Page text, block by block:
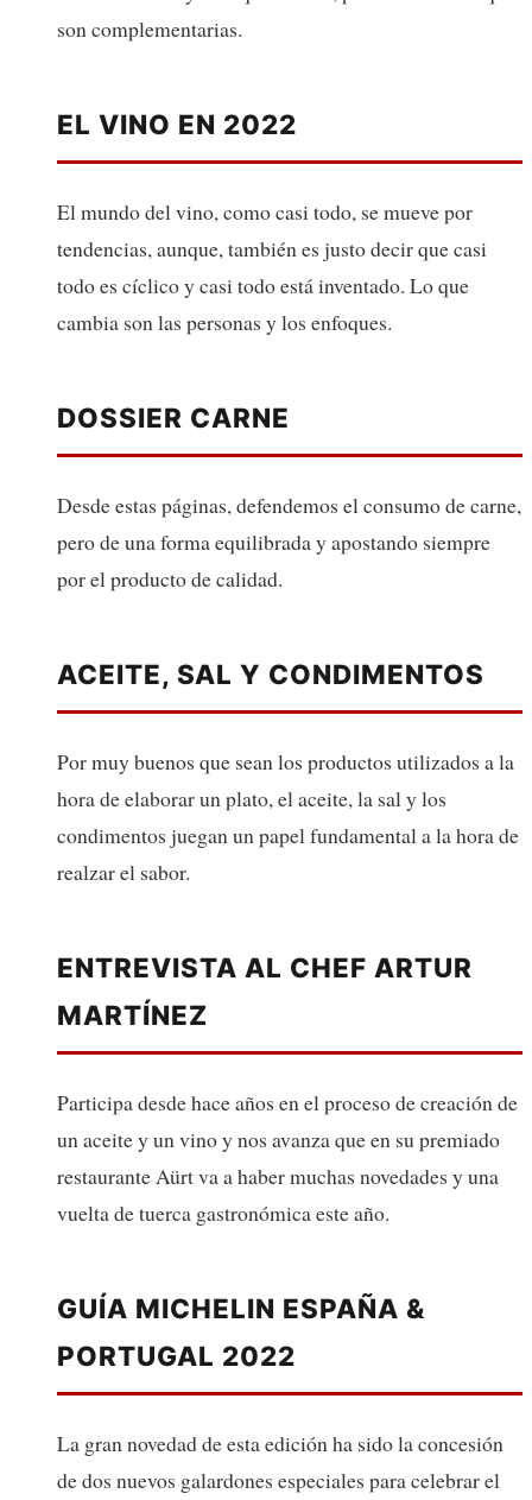
son complementarias.
EL VINO EN 2022
El mundo del vino, como casi todo, se mueve por
tendencias, aunque, también es justo decir que casi
todo es cíclico y casi todo está inventado. Lo que
cambia son las personas y los enfoques.
DOSSIER CARNE
Desde estas páginas, defendemos el consumo de carne,
pero de una forma equilibrada y apostando siempre
por el producto de calidad.
ACEITE, SAL Y CONDIMENTOS
Por muy buenos que sean los productos utilizados a la
hora de elaborar un plato, el aceite, la sal y los
condimentos juegan un papel fundamental a la hora de
realzar el sabor.
ENTREVISTA AL CHEF ARTUR
MARTÍNEZ
Participa desde hace años en el proceso de creación de
un aceite y un vino y nos avanza que en su premiado
restaurante Aürt va a haber muchas novedades y una
vuelta de tuerca gastronómica este año.
GUÍA MICHELIN ESPAÑA &
PORTUGAL 2022
La gran novedad de esta edición ha sido la concesión
de dos nuevos galardones especiales para celebrar el